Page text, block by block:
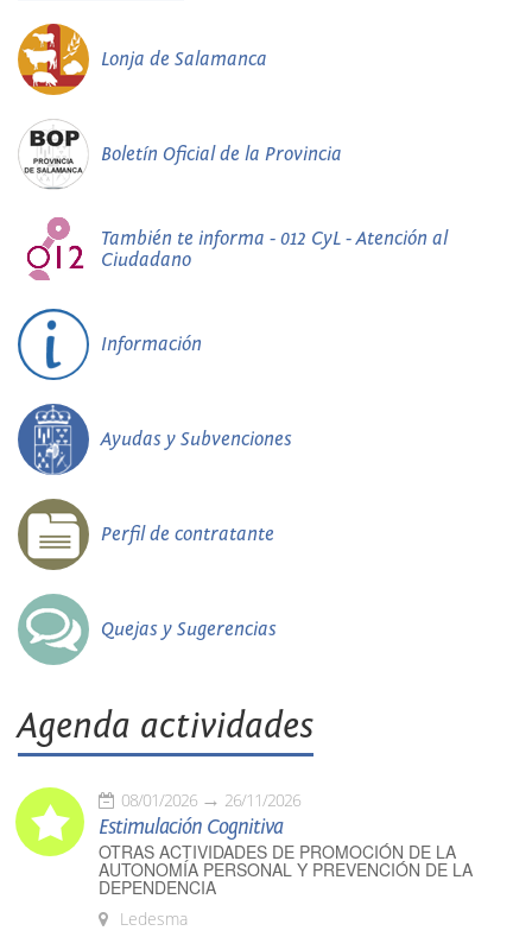
Lonja de Salamanca
Boletín Oficial de la Provincia
También te informa - 012 CyL - Atención al
Ciudadano
Información
Ayudas y Subvenciones
Perfil de contratante
Quejas y Sugerencias
Agenda actividades
08/01/2026 26/11/2026
Estimulación Cognitiva
OTRAS ACTIVIDADES DE PROMOCIÓN DE LA
AUTONOMÍA PERSONAL Y PREVENCIÓN DE LA
DEPENDENCIA
Ledesma